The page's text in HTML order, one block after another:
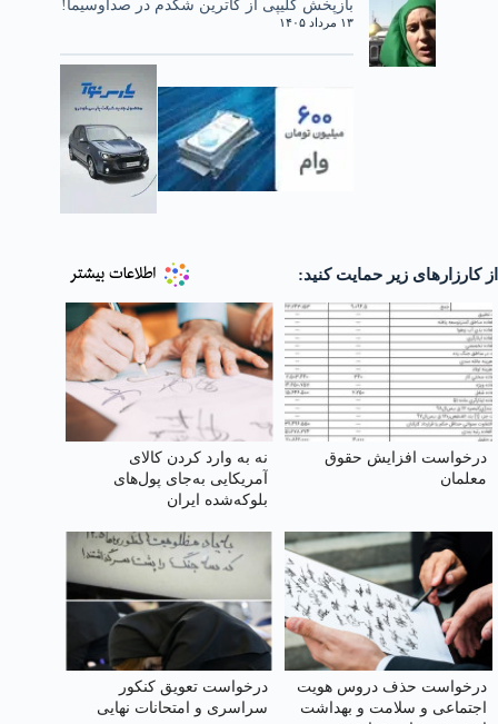
بازپخش کلیپی از کاترین شکدم در صداوسیما!
۱۳ مرداد ۱۴۰۵
از کارزارهای زیر حمایت کنید:
درخواست افزایش حقوق
معلمان
نه به وارد کردن کالای
آمریکایی به‌جای پول‌های
بلوکه‌شده ایران
درخواست حذف دروس هویت
اجتماعی و سلامت و بهداشت
درخواست تعویق کنکور
سراسری و امتحانات نهایی